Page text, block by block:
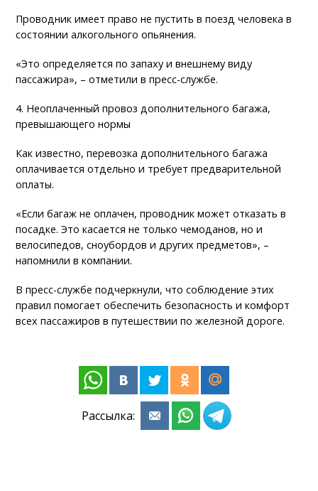
Проводник имеет право не пустить в поезд человека в
состоянии алкогольного опьянения.
«Это определяется по запаху и внешнему виду
пассажира», – отметили в пресс-службе.
4. Неоплаченный провоз дополнительного багажа,
превышающего нормы
Как известно, перевозка дополнительного багажа
оплачивается отдельно и требует предварительной
оплаты.
«Если багаж не оплачен, проводник может отказать в
посадке. Это касается не только чемоданов, но и
велосипедов, сноубордов и других предметов», –
напомнили в компании.
В пресс-службе подчеркнули, что соблюдение этих
правил помогает обеспечить безопасность и комфорт
всех пассажиров в путешествии по железной дороге.
Рассылка: